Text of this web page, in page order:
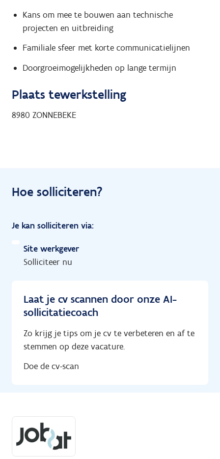
Kans om mee te bouwen aan technische
projecten en uitbreiding
Familiale sfeer met korte communicatielijnen
Doorgroeimogelijkheden op lange termijn
Plaats tewerkstelling
8980 ZONNEBEKE
Hoe solliciteren?
Je kan solliciteren via:
Site werkgever
Solliciteer nu
Laat je cv scannen door onze AI-
sollicitatiecoach
Zo krijg je tips om je cv te verbeteren en af te
stemmen op deze vacature.
Doe de cv-scan